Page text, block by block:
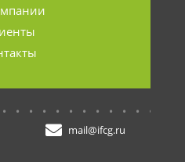
mail@ifcg.ru